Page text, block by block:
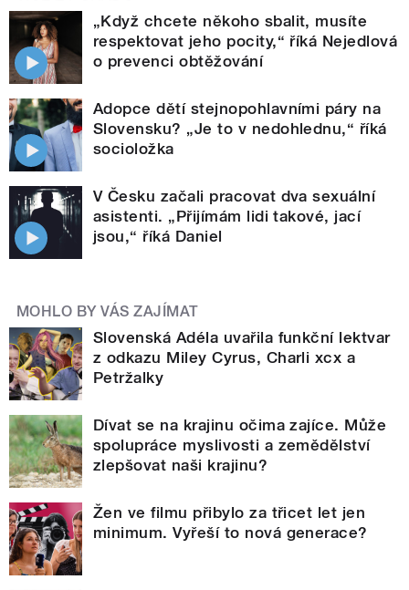
„Když chcete někoho sbalit, musíte
respektovat jeho pocity,“ říká Nejedlová
o prevenci obtěžování
Adopce dětí stejnopohlavními páry na
Slovensku? „Je to v nedohlednu,“ říká
socioložka
V Česku začali pracovat dva sexuální
asistenti. „Přijímám lidi takové, jací
jsou,“ říká Daniel
MOHLO BY VÁS ZAJÍMAT
Slovenská Adéla uvařila funkční lektvar
z odkazu Miley Cyrus, Charli xcx a
Petržalky
Dívat se na krajinu očima zajíce. Může
spolupráce myslivosti a zemědělství
zlepšovat naši krajinu?
Žen ve filmu přibylo za třicet let jen
minimum. Vyřeší to nová generace?